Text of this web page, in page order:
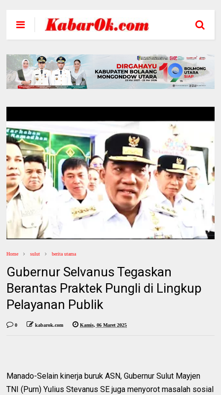
Home sulut berita utama
Gubernur Selvanus Tegaskan
Berantas Praktek Pungli di Lingkup
Pelayanan Publik
0 kabarok.com Kamis, 06 Maret 2025
Manado-Selain kinerja buruk ASN, Gubernur Sulut Mayjen
TNI (Purn) Yulius Stevanus SE juga menyorot masalah sosial